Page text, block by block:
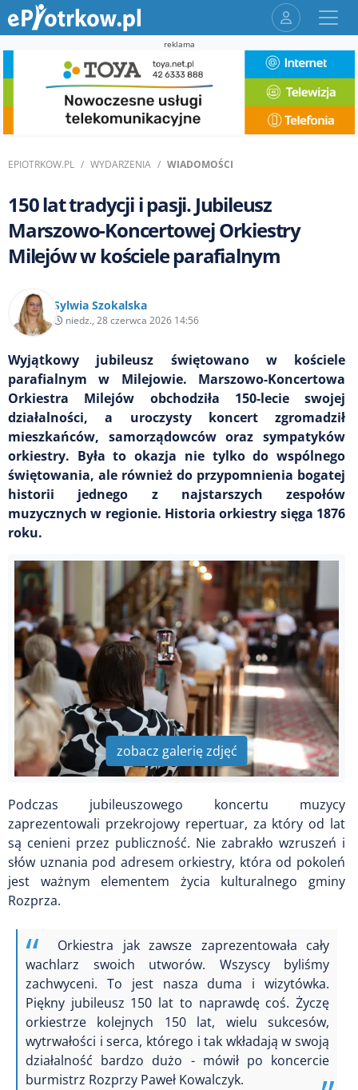
reklama
EPIOTRKOW.PL WYDARZENIA WIADOMOŚCI
150 lat tradycji i pasji. Jubileusz
Marszowo-Koncertowej Orkiestry
Milejów w kościele parafialnym
Sylwia Szokalska
niedz., 28 czerwca 2026 14:56
Wyjątkowy jubileusz świętowano w kościele
parafialnym w Milejowie. Marszowo-Koncertowa
Orkiestra Milejów obchodziła 150-lecie swojej
działalności, a uroczysty koncert zgromadził
mieszkańców, samorządowców oraz sympatyków
orkiestry. Była to okazja nie tylko do wspólnego
świętowania, ale również do przypomnienia bogatej
historii jednego z najstarszych zespołów
muzycznych w regionie. Historia orkiestry sięga 1876
roku.
zobacz galerię zdjęć
Podczas jubileuszowego koncertu muzycy
zaprezentowali przekrojowy repertuar, za który od lat
są cenieni przez publiczność. Nie zabrakło wzruszeń i
słów uznania pod adresem orkiestry, która od pokoleń
jest ważnym elementem życia kulturalnego gminy
Rozprza.
Orkiestra jak zawsze zaprezentowała cały
wachlarz swoich utworów. Wszyscy byliśmy
zachwyceni. To jest nasza duma i wizytówka.
Piękny jubileusz 150 lat to naprawdę coś. Życzę
orkiestrze kolejnych 150 lat, wielu sukcesów,
wytrwałości i serca, którego i tak wkładają w swoją
działalność bardzo dużo - mówił po koncercie
burmistrz Rozprzy Paweł Kowalczyk.